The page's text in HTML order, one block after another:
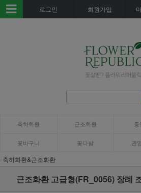
로그인 회원가입
축하화환 근조화환
꽃바구니 꽃다발 관
축하화환&근조화환
근조화환 고급형(FR_0056) 장례